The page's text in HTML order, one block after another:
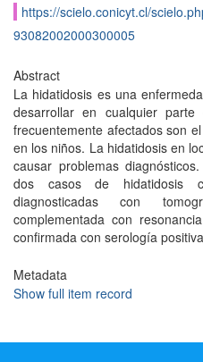
https://scielo.conicyt.cl/
93082002000300005
Abstract
La hidatidosis es una
desarrollar en cualquier
frecuentemente afectados son
en los niños. La hidatidosis en
causar problemas
dos casos de hidatidosis
diagnosticadas con
complementada con
confirmada con serología
Metadata
Show full item record